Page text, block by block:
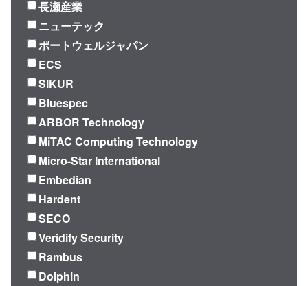
長瀬産業
ニューテック
ポートウェルジャパン
ECS
SIKUR
Bluespec
ARBOR Technology
MiTAC Computing Technology
Micro-Star International
Embedian
Hardent
SECO
Veridify Security
Rambus
Dolphin